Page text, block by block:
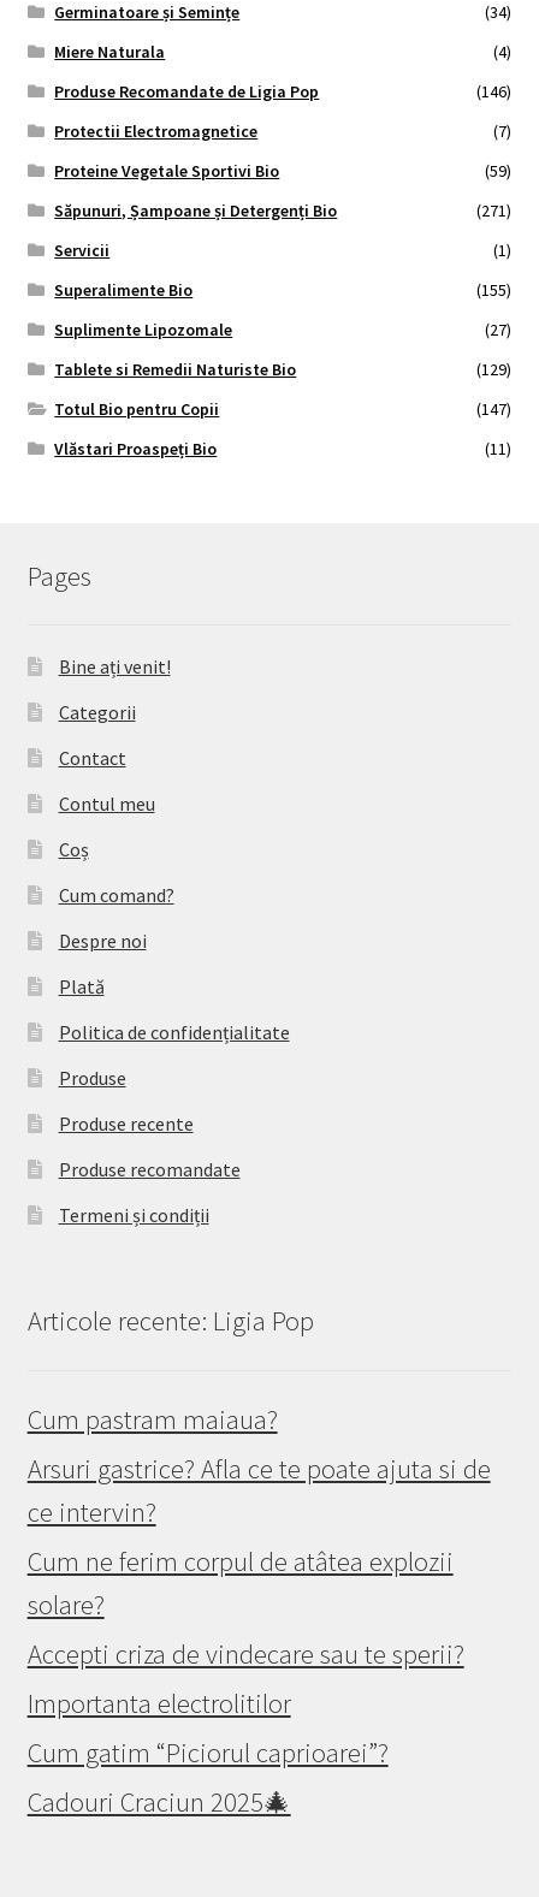
Germinatoare și Semințe
(34)
Miere Naturala
(4)
Produse Recomandate de Ligia Pop
(146)
Protectii Electromagnetice
(7)
Proteine Vegetale Sportivi Bio
(59)
Săpunuri, Șampoane și Detergenți Bio
(271)
Servicii
(1)
Superalimente Bio
(155)
Suplimente Lipozomale
(27)
Tablete si Remedii Naturiste Bio
(129)
Totul Bio pentru Copii
(147)
Vlăstari Proaspeți Bio
(11)
Pages
Bine ați venit!
Categorii
Contact
Contul meu
Coș
Cum comand?
Despre noi
Plată
Politica de confidențialitate
Produse
Produse recente
Produse recomandate
Termeni și condiții
Articole recente: Ligia Pop
Cum pastram maiaua?
Arsuri gastrice? Afla ce te poate ajuta si de
ce intervin?
Cum ne ferim corpul de atâtea explozii
solare?
Accepti criza de vindecare sau te sperii?
Importanta electrolitilor
Cum gatim “Piciorul caprioarei”?
Cadouri Craciun 2025🎄